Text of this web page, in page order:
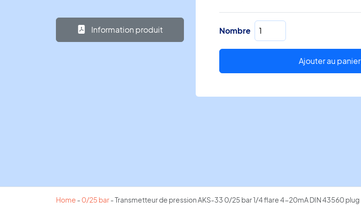
Information produit Nombre quantité
de
Transmetteur
pression
33
43560
plug
Ajouter au panier
Home - 0/25 bar-Transmetteur de pression AKS-33 0/25 bar 1/4 flare 4-20mA DIN 43560 plug